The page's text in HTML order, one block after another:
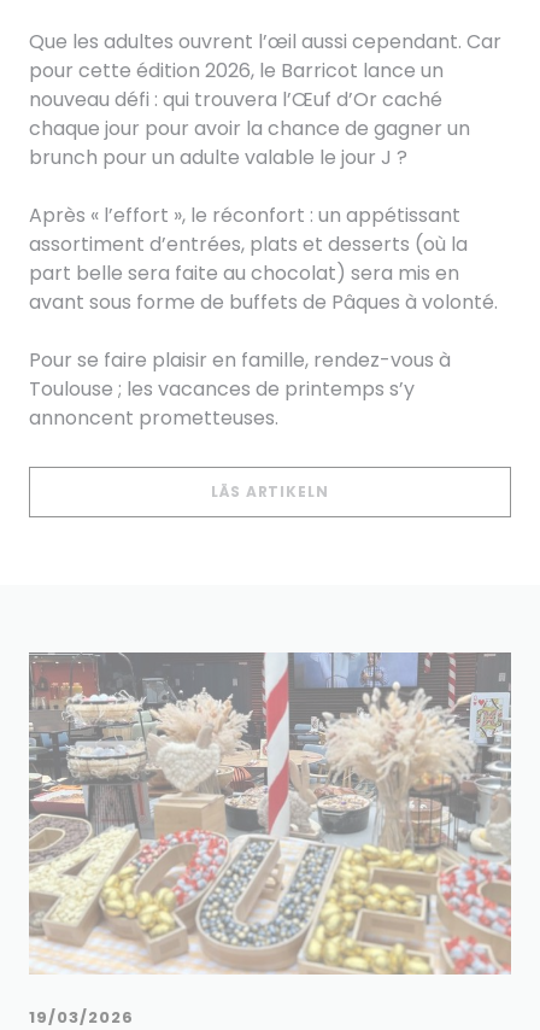
Que les adultes ouvrent l’œil aussi cependant. Car
pour cette édition 2026, le Barricot lance un
nouveau défi : qui trouvera l’Œuf d’Or caché
chaque jour pour avoir la chance de gagner un
brunch pour un adulte valable le jour J ?
Après « l’effort », le réconfort : un appétissant
assortiment d’entrées, plats et desserts (où la
part belle sera faite au chocolat) sera mis en
avant sous forme de buffets de Pâques à volonté.
Pour se faire plaisir en famille, rendez-vous à
Toulouse ; les vacances de printemps s’y
annoncent prometteuses.
LÄS ARTIKELN
19/03/2026